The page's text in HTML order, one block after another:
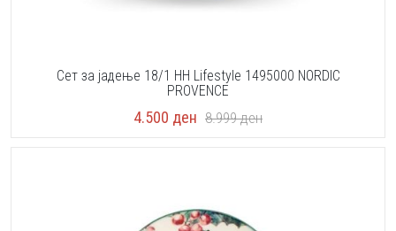
Сет за јадење 18/1 HH Lifestyle 1495000 NORDIC
PROVENCE
4.500 ден 8.999ден